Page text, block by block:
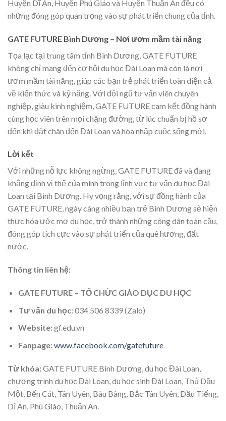
Huyện Dĩ An, Huyện Phú Giáo và Huyện Thuận An đều có
những đóng góp quan trọng vào sự phát triển chung của tỉnh.
GATE FUTURE Bình Dương – Nơi ươm mầm tài năng
Tọa lạc tại trung tâm tỉnh Bình Dương, GATE FUTURE
không chỉ mang đến cơ hội du học Đài Loan mà còn là nơi
ươm mầm tài năng, giúp các bạn trẻ phát triển toàn diện cả
về kiến thức và kỹ năng. Với đội ngũ tư vấn viên chuyên
nghiệp, giàu kinh nghiệm, GATE FUTURE cam kết đồng hành
cùng học viên trên mọi chặng đường, từ lúc chuẩn bị hồ sơ
đến khi đặt chân đến Đài Loan và hòa nhập cuộc sống mới.
Lời kết
Với những nỗ lực không ngừng, GATE FUTURE đã và đang
khẳng định vị thế của mình trong lĩnh vực tư vấn du học Đài
Loan tại Bình Dương. Hy vọng rằng, với sự đồng hành của
GATE FUTURE, ngày càng nhiều bạn trẻ Bình Dương sẽ hiện
thực hóa ước mơ du học, trở thành những công dân toàn cầu,
đóng góp tích cực vào sự phát triển của quê hương, đất
nước.
Thông tin liên hệ:
GATE FUTURE – TỔ CHỨC GIÁO DỤC DU HỌC
Tư vấn du học:034 506 8339 (Zalo)
Website:gf.edu.vn
Fanpage:www.facebook.com/gatefuture
Từ khóa:GATE FUTURE Bình Dương, du học Đài Loan,
chương trình du học Đài Loan, du học sinh Đài Loan, Thủ Dầu
Một, Bến Cát, Tân Uyên, Bàu Bàng, Bắc Tân Uyên, Dầu Tiếng,
Dĩ An, Phú Giáo, Thuận An.